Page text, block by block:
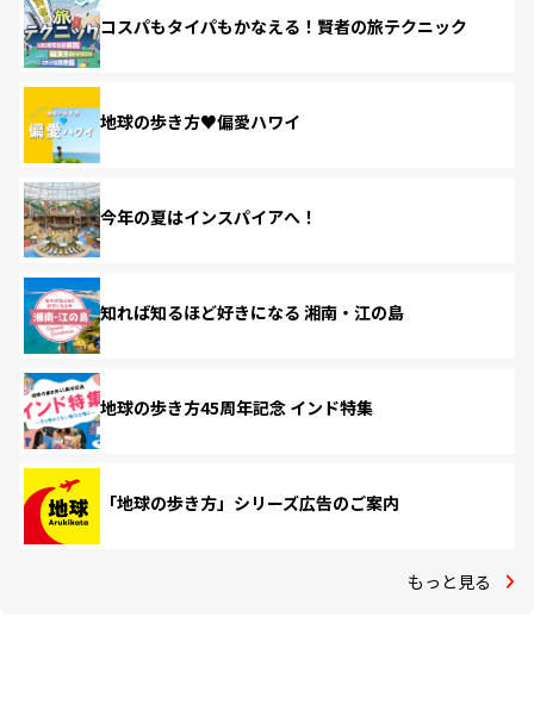
コスパもタイパもかなえる！賢者の旅テクニック
地球の歩き方♥偏愛ハワイ
今年の夏はインスパイアへ！
知れば知るほど好きになる 湘南・江の島
地球の歩き方45周年記念 インド特集
「地球の歩き方」シリーズ広告のご案内
もっと見る